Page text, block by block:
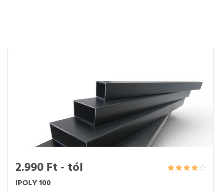
2.990 Ft - tól
IPOLY 100